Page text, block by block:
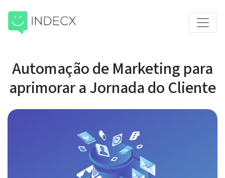
Automação de Marketing para
aprimorar a Jornada do Cliente